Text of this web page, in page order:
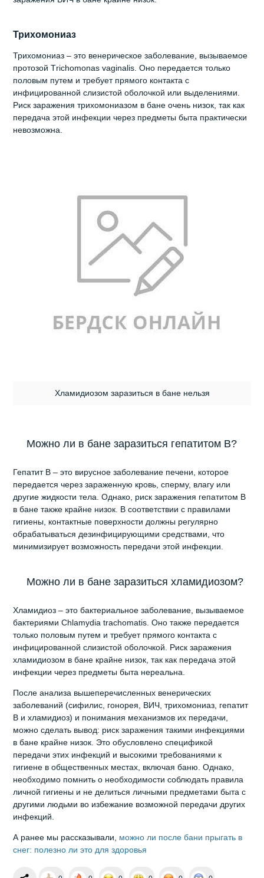
Трихомониаз
Трихомониаз – это венерическое заболевание, вызываемое
протозой Тrісhоmоnаѕ vаgіnаlіѕ. Оно передается только
половым путем и требует прямого контакта с
инфицированной слизистой оболочкой или выделениями.
Риск заражения трихомониазом в бане очень низок, так как
передача этой инфекции через предметы быта практически
невозможна.
Хламидиозом заразиться в бане нельзя
Можно ли в бане заразиться гепатитом В?
Гепатит В – это вирусное заболевание печени, которое
передается через зараженную кровь, сперму, влагу или
другие жидкости тела. Однако, риск заражения гепатитом В
в бане также крайне низок. В соответствии с правилами
гигиены, контактные поверхности должны регулярно
обрабатываться дезинфицирующими средствами, что
минимизирует возможность передачи этой инфекции.
Можно ли в бане заразиться хламидиозом?
Хламидиоз – это бактериальное заболевание, вызываемое
бактериями Chlamуdіа trасhоmаtіs. Оно также передается
только половым путем и требует прямого контакта с
инфицированной слизистой оболочкой. Риск заражения
хламидиозом в бане крайне низок, так как передача этой
инфекции через предметы быта нереальна.
После анализа вышеперечисленных венерических
заболеваний (сифилис, гонорея, ВИЧ, трихомониаз, гепатит
В и хламидиоз) и понимания механизмов их передачи,
можно сделать вывод: риск заражения такими инфекциями
в бане крайне низок. Это обусловлено спецификой
передачи этих инфекций и высокими требованиями к
гигиене в общественных местах, включая баню. Однако,
необходимо помнить о необходимости соблюдать правила
личной гигиены и не делиться личными предметами быта с
другими людьми во избежание возможной передачи других
инфекций.
А ранее мы рассказывали,
можно ли после бани прыгать в
снег: полезно ли это для здоровья